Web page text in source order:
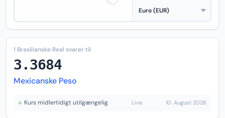
1 Brasilianske Real svarer til
3.3684
Mexicanske Peso
Kurs midlertidigt utilgængelig Live 10. August 2026